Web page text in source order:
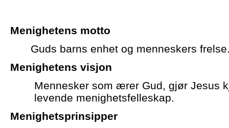
Menighetens motto
Guds barns enhet og menneskers
Menighetens visjon
Mennesker som ærer Gud, gjør Jesus
levende menighetsfelleskap.
Menighetsprinsipper